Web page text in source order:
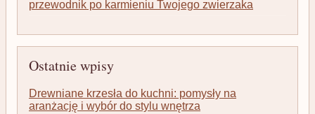
przewodnik po karmieniu Twojego zwierzaka
Ostatnie wpisy
Drewniane krzesła do kuchni: pomysły na
aranżację i wybór do stylu wnętrza